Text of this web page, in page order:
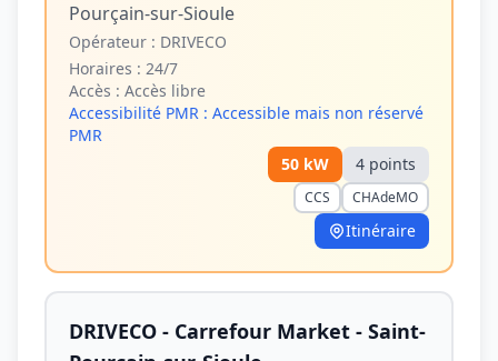
Pourçain-sur-Sioule
Opérateur : DRIVECO
Horaires : 24/7
Accès : Accès libre
Accessibilité PMR : Accessible mais non réservé
PMR
50 kW 4 points
CCS CHAdeMO
Itinéraire
DRIVECO - Carrefour Market - Saint-